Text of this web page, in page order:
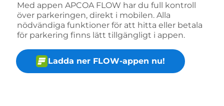
Med appen APCOA FLOW har du full kontroll
över parkeringen, direkt i mobilen. Alla
nödvändiga funktioner för att hitta eller betala
för parkering finns lätt tillgängligt i appen.
Ladda ner FLOW-appen nu!